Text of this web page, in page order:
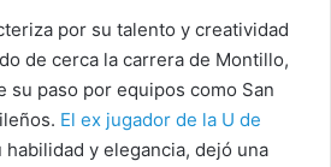
por su talento y creatividad
de cerca la carrera de Montillo,
su paso por equipos como San
El ex jugador de la U de
y elegancia, dejó una